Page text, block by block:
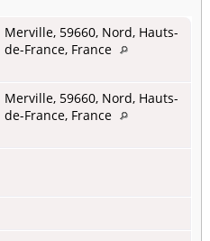
Merville, 59660, Nord, Hauts-
de-France, France
Merville, 59660, Nord, Hauts-
de-France, France